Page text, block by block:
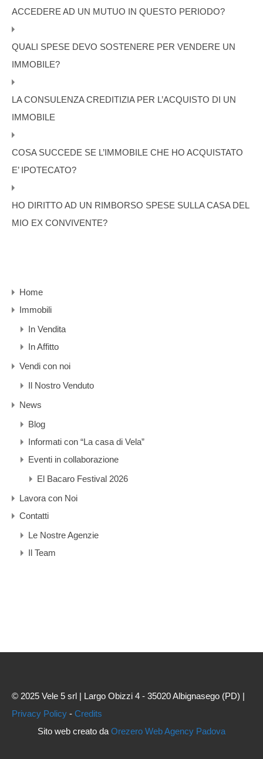
ACCEDERE AD UN MUTUO IN QUESTO PERIODO?
QUALI SPESE DEVO SOSTENERE PER VENDERE UN
IMMOBILE?
LA CONSULENZA CREDITIZIA PER L’ACQUISTO DI UN
IMMOBILE
COSA SUCCEDE SE L’IMMOBILE CHE HO ACQUISTATO
E’ IPOTECATO?
HO DIRITTO AD UN RIMBORSO SPESE SULLA CASA DEL
MIO EX CONVIVENTE?
Home
Immobili
In Vendita
In Affitto
Vendi con noi
Il Nostro Venduto
News
Blog
Informati con “La casa di Vela”
Eventi in collaborazione
El Bacaro Festival 2026
Lavora con Noi
Contatti
Le Nostre Agenzie
Il Team
© 2025 Vele 5 srl | Largo Obizzi 4 - 35020 Albignasego (PD) |
Privacy Policy - Credits
Sito web creato da Orezero Web Agency Padova